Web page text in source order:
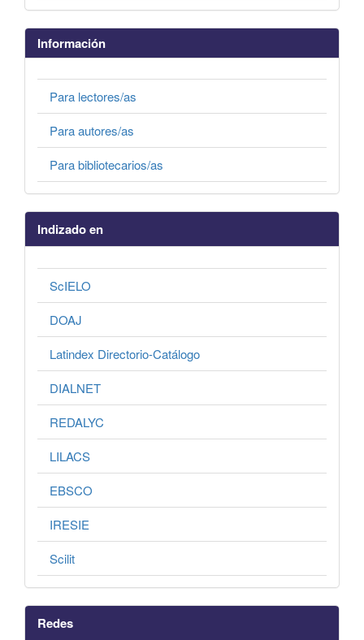
Información
Para lectores/as
Para autores/as
Para bibliotecarios/as
Indizado en
ScIELO
DOAJ
Latindex Directorio-Catálogo
DIALNET
REDALYC
LILACS
EBSCO
IRESIE
Scilit
Redes